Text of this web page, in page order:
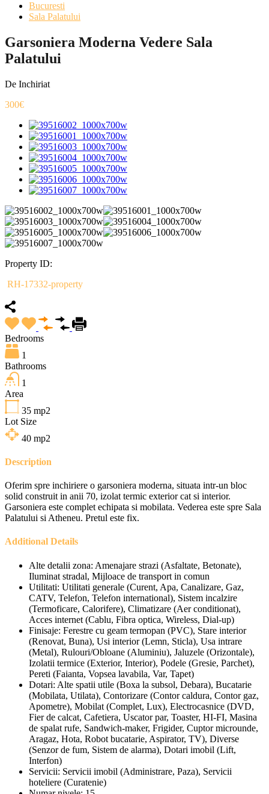
Bucuresti
Sala Palatului
Garsoniera Moderna Vedere Sala
Palatului
De Inchiriat
300€
Property ID:
RH-17332-property
Bedrooms
1
Bathrooms
1
Area
35 mp2
Lot Size
40 mp2
Description
Oferim spre inchiriere o garsoniera moderna, situata intr-un bloc
solid construit in anii 70, izolat termic exterior cat si interior.
Garsoniera este complet echipata si mobilata. Vederea este spre Sala
Palatului si Atheneu. Pretul este fix.
Additional Details
Alte detalii zona: Amenajare strazi (Asfaltate, Betonate),
Iluminat stradal, Mijloace de transport in comun
Utilitati: Utilitati generale (Curent, Apa, Canalizare, Gaz,
CATV, Telefon, Telefon international), Sistem incalzire
(Termoficare, Calorifere), Climatizare (Aer conditionat),
Acces internet (Cablu, Fibra optica, Wireless, Dial-up)
Finisaje: Ferestre cu geam termopan (PVC), Stare interior
(Renovat, Buna), Usi interior (Lemn, Sticla), Usa intrare
(Metal), Rulouri/Obloane (Aluminiu), Jaluzele (Orizontale),
Izolatii termice (Exterior, Interior), Podele (Gresie, Parchet),
Pereti (Faianta, Vopsea lavabila, Var, Tapet)
Dotari: Alte spatii utile (Boxa la subsol, Debara), Bucatarie
(Mobilata, Utilata), Contorizare (Contor caldura, Contor gaz,
Apometre), Mobilat (Complet, Lux), Electrocasnice (DVD,
Fier de calcat, Cafetiera, Uscator par, Toaster, HI-FI, Masina
de spalat rufe, Sandwich-maker, Frigider, Cuptor microunde,
Aragaz, Hota, Robot bucatarie, Aspirator, TV), Diverse
(Senzor de fum, Sistem de alarma), Dotari imobil (Lift,
Interfon)
Servicii: Servicii imobil (Administrare, Paza), Servicii
hoteliere (Curatenie)